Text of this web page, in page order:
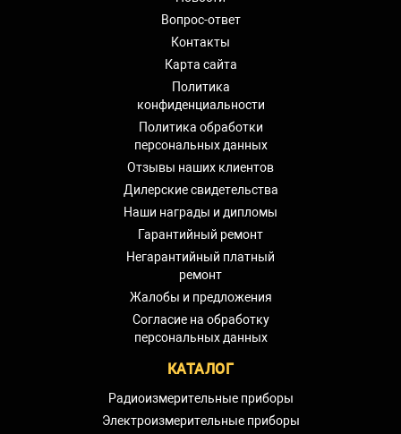
Вопрос-ответ
Контакты
Карта сайта
Политика
конфиденциальности
Политика обработки
персональных данных
Отзывы наших клиентов
Дилерские свидетельства
Наши награды и дипломы
Гарантийный ремонт
Негарантийный платный
ремонт
Жалобы и предложения
Согласие на обработку
персональных данных
КАТАЛОГ
Радиоизмерительные приборы
Электроизмерительные приборы